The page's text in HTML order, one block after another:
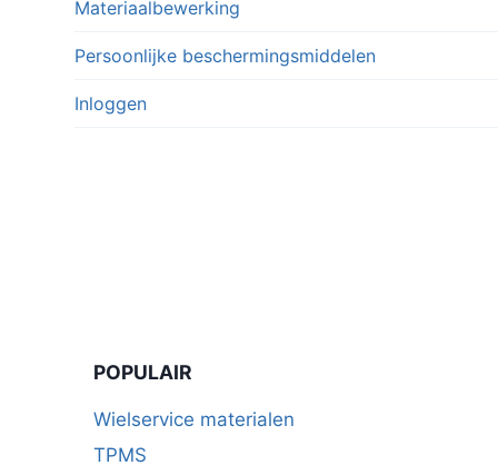
Materiaalbewerking
Persoonlijke beschermingsmiddelen
Inloggen
POPULAIR
Wielservice materialen
TPMS